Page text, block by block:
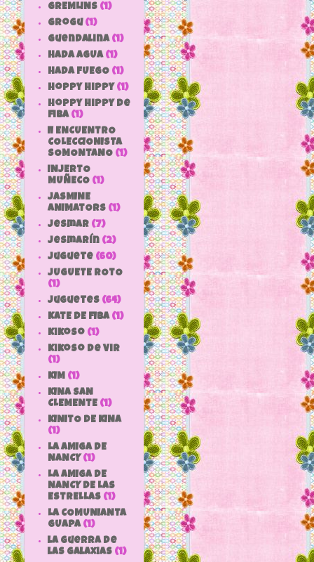
GREMLINS (1)
grogu (1)
Guendalina (1)
HADA AGUA (1)
HADA FUEGO (1)
hoppy hippy (1)
hoppy hippy de
fiba (1)
II ENCUENTRO
COLECCIONISTA
SOMONTANO (1)
INJERTO
MUÑECO (1)
JASMINE
ANIMATORS (1)
jesmar (7)
jesmarín (2)
juguete (60)
JUGUETE ROTO
(1)
Juguetes (64)
KATE DE FIBA (1)
Kikoso (1)
Kikoso de Vir
(1)
KIM (1)
KINA SAN
CLEMENTE (1)
KINITO DE KINA
(1)
LA AMIGA DE
NANCY (1)
LA AMIGA DE
NANCY DE LAS
ESTRELLAS (1)
LA COMUNIANTA
GUAPA (1)
la guerra de
las galaxias (1)